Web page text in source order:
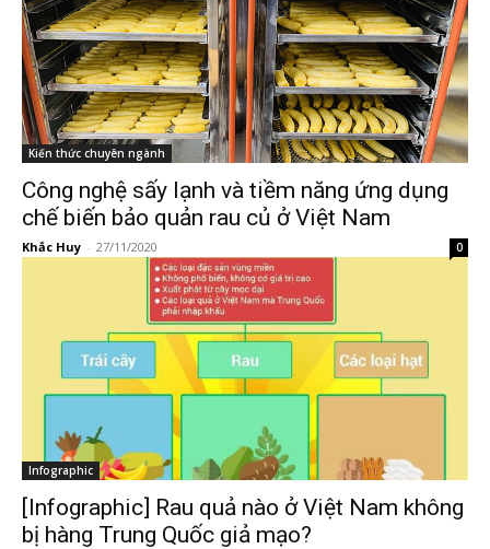
Kiến thức chuyên ngành
Công nghệ sấy lạnh và tiềm năng ứng dụng
chế biến bảo quản rau củ ở Việt Nam
Khắc Huy - 27/11/2020 0
Infographic
[Infographic] Rau quả nào ở Việt Nam không
bị hàng Trung Quốc giả mạo?